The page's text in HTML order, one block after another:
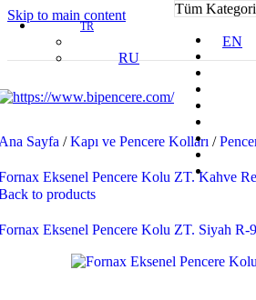
Skip to main content
TR
EN
RU
Tüm
Sayfa / Kapı ve Pencere Kolları /
Eksenel Pencere Kolu ZT. Kahve
to products
Eksenel Pencere Kolu ZT. Siyah R-